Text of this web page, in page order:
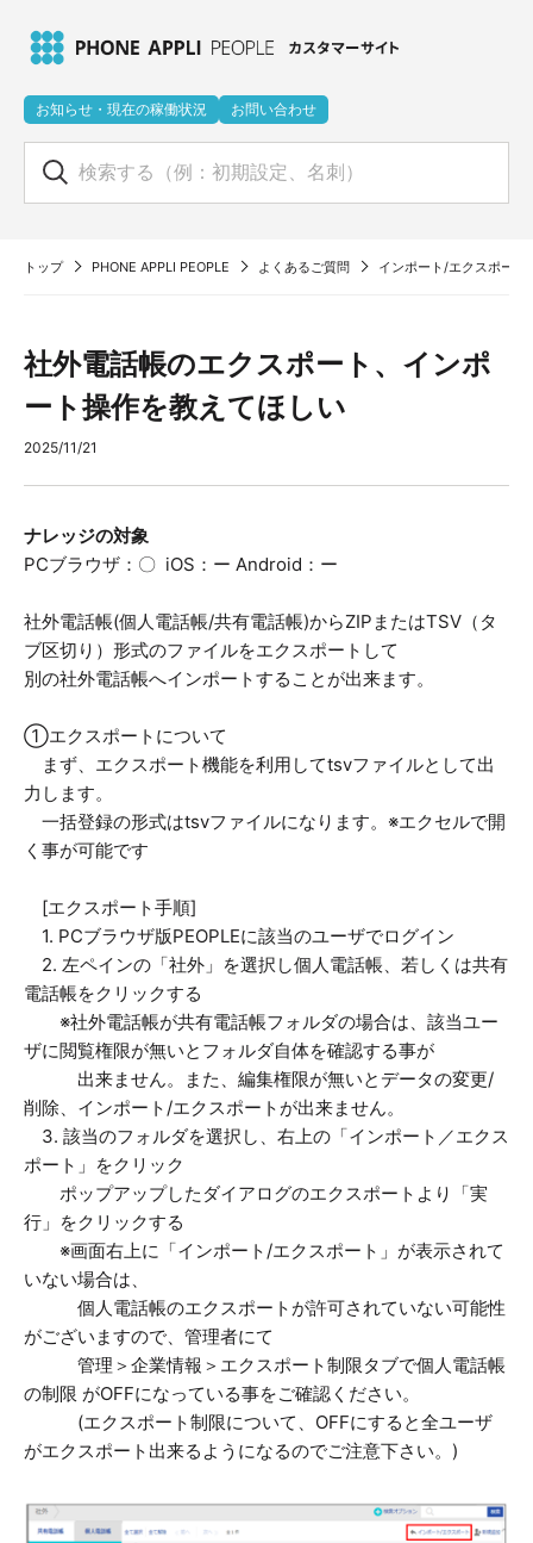
お知らせ・現在の稼働状況 お問い合わせ
トップ PHONE APPLI PEOPLE よくあるご質問 インポート/エクスポート
社外電話帳のエクスポート、インポ
ート操作を教えてほしい
2025/11/21
ナレッジの対象
PCブラウザ：〇 iOS：ー Android：ー
社外電話帳(個人電話帳/共有電話帳)からZIPまたはTSV（タ
ブ区切り）形式のファイルをエクスポートして
別の社外電話帳へインポートすることが出来ます。
①エクスポートについて
まず、エクスポート機能を利用してtsvファイルとして出
力します。
一括登録の形式はtsvファイルになります。※エクセルで開
く事が可能です
[エクスポート手順]
1. PCブラウザ版PEOPLEに該当のユーザでログイン
2. 左ペインの「社外」を選択し個人電話帳、若しくは共有
電話帳をクリックする
※社外電話帳が共有電話帳フォルダの場合は、該当ユー
ザに閲覧権限が無いとフォルダ自体を確認する事が
出来ません。また、編集権限が無いとデータの変更/
削除、インポート/エクスポートが出来ません。
3. 該当のフォルダを選択し、右上の「インポート／エクス
ポート」をクリック
ポップアップしたダイアログのエクスポートより「実
行」をクリックする
※画面右上に「インポート/エクスポート」が表示されて
いない場合は、
個人電話帳のエクスポートが許可されていない可能性
がございますので、管理者にて
管理＞企業情報＞エクスポート制限タブで個人電話帳
の制限 がOFFになっている事をご確認ください。
(エクスポート制限について、OFFにすると全ユーザ
がエクスポート出来るようになるのでご注意下さい。)